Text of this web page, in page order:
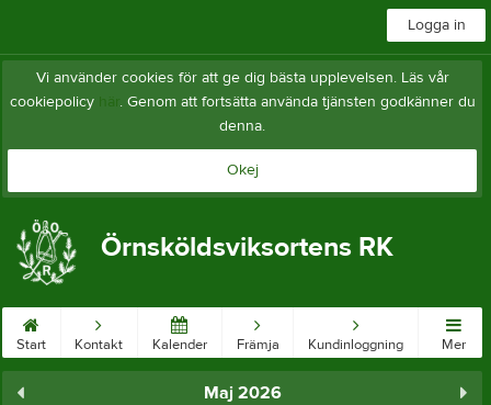
Logga in
Vi använder cookies för att ge dig bästa upplevelsen. Läs vår
cookiepolicy här. Genom att fortsätta använda tjänsten godkänner du
denna.
Okej
Örnsköldsviksortens RK
Start Kontakt Kalender Främja Kundinloggning Mer
Maj 2026